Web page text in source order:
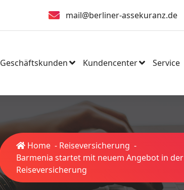
mail@berliner-assekuranz.de
Geschäftskunden Kundencenter Service
Home - Reiseversicherung -
Barmenia startet mit neuem Angebot in der
Reiseversicherung